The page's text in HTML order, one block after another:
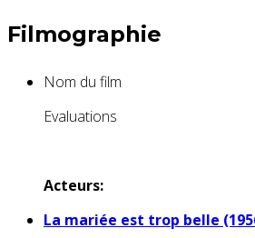
Filmographie
Nom du film
Evaluations
Acteurs:
La mariée est trop belle